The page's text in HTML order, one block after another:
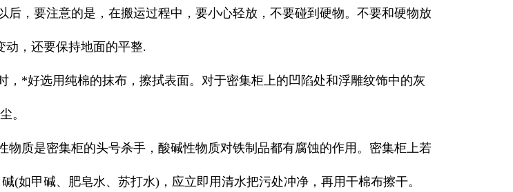
后，要注意的是，在搬运过程中，要小心轻放，不要碰到硬物。不要和硬物放
动，还要保持地面的平整.
，*好选用纯棉的抹布，擦拭表面。对于密集柜上的凹陷处和浮雕纹饰中的灰
。
物质是密集柜的头号杀手，酸碱性物质对铁制品都有腐蚀的作用。密集柜上若
(如甲碱、肥皂水、苏打水)，应立即用清水把污处冲净，再用干棉布擦干。